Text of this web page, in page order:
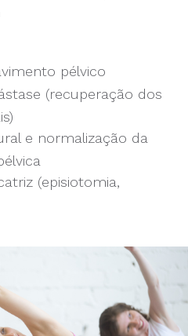
pélvico
(recuperação dos
e normalização da
(episiotomia,